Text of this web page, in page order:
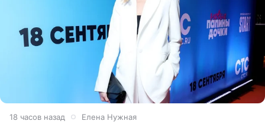
18 часов назад Елена Нужная